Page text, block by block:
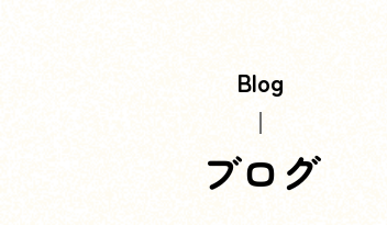
Blog
ブログ